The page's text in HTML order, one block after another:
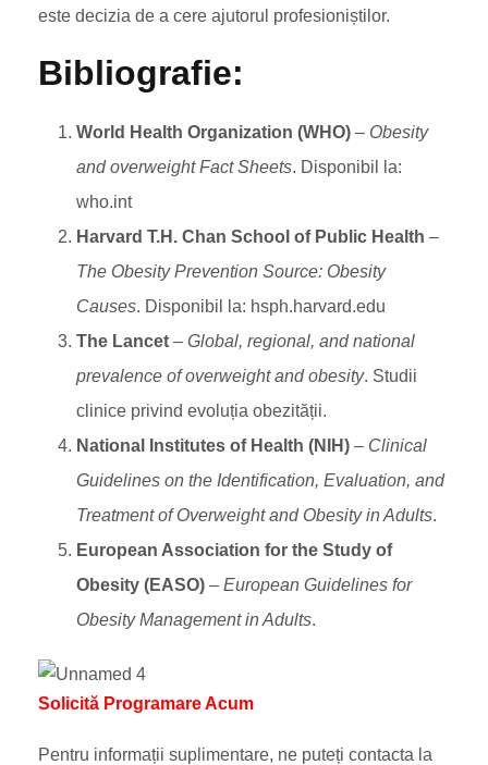
este decizia de a cere ajutorul profesioniștilor.
Bibliografie:
World Health Organization (WHO) – Obesity
and overweight Fact Sheets. Disponibil la:
who.int
Harvard T.H. Chan School of Public Health –
The Obesity Prevention Source: Obesity
Causes. Disponibil la: hsph.harvard.edu
The Lancet – Global, regional, and national
prevalence of overweight and obesity. Studii
clinice privind evoluția obezității.
National Institutes of Health (NIH) – Clinical
Guidelines on the Identification, Evaluation, and
Treatment of Overweight and Obesity in Adults.
European Association for the Study of
Obesity (EASO) – European Guidelines for
Obesity Management in Adults.
Solicită Programare Acum
Pentru informații suplimentare, ne puteți contacta la